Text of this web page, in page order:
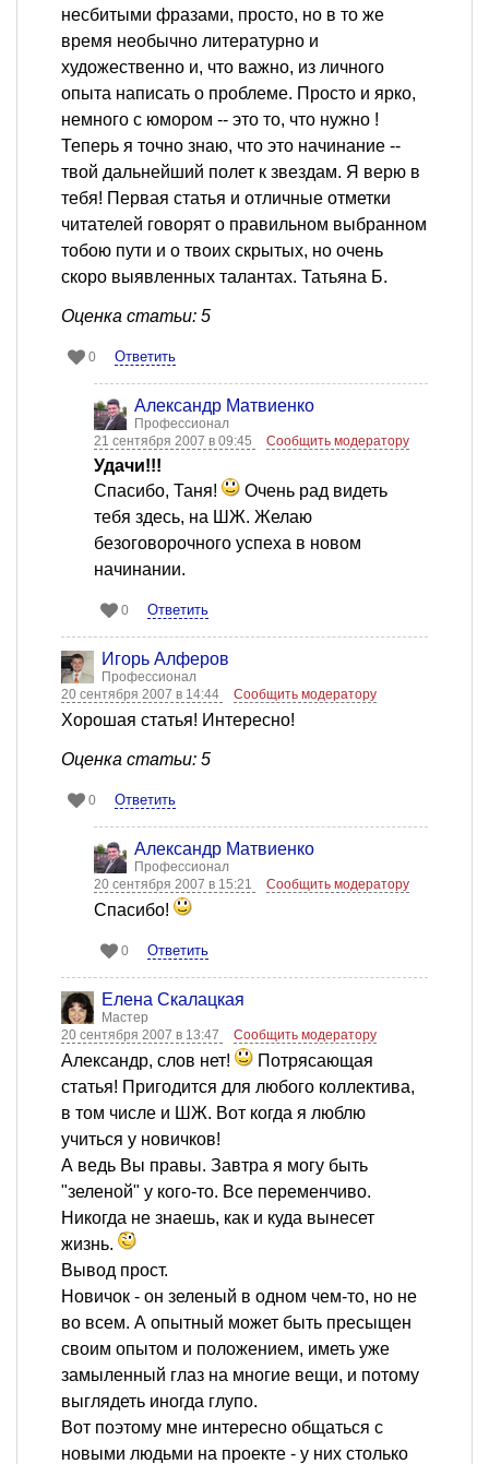
несбитыми фразами, просто, но в то же
время необычно литературно и
художественно и, что важно, из личного
опыта написать о проблеме. Просто и ярко,
немного с юмором -- это то, что нужно !
Теперь я точно знаю, что это начинание --
твой дальнейший полет к звездам. Я верю в
тебя! Первая статья и отличные отметки
читателей говорят о правильном выбранном
тобою пути и о твоих скрытых, но очень
скоро выявленных талантах. Татьяна Б.
Оценка статьи: 5
0 Ответить
Александр Матвиенко
Профессионал
21 сентября 2007 в 09:45
Сообщить модератору
Удачи!!!
Спасибо, Таня!
Очень рад видеть
тебя здесь, на ШЖ. Желаю
безоговорочного успеха в новом
начинании.
0 Ответить
Игорь Алферов
Профессионал
20 сентября 2007 в 14:44
Сообщить модератору
Хорошая статья! Интересно!
Оценка статьи: 5
0 Ответить
Александр Матвиенко
Профессионал
20 сентября 2007 в 15:21
Сообщить модератору
Спасибо!
0 Ответить
Елена Скалацкая
Мастер
20 сентября 2007 в 13:47
Сообщить модератору
Александр, слов нет!
Потрясающая
статья! Пригодится для любого коллектива,
в том числе и ШЖ. Вот когда я люблю
учиться у новичков!
А ведь Вы правы. Завтра я могу быть
"зеленой" у кого-то. Все переменчиво.
Никогда не знаешь, как и куда вынесет
жизнь.
Вывод прост.
Новичок - он зеленый в одном чем-то, но не
во всем. А опытный может быть пресыщен
своим опытом и положением, иметь уже
замыленный глаз на многие вещи, и потому
выглядеть иногда глупо.
Вот поэтому мне интересно общаться с
новыми людьми на проекте - у них столько